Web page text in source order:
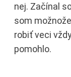
nej. Začínal
som
robiť veci
pomohlo.